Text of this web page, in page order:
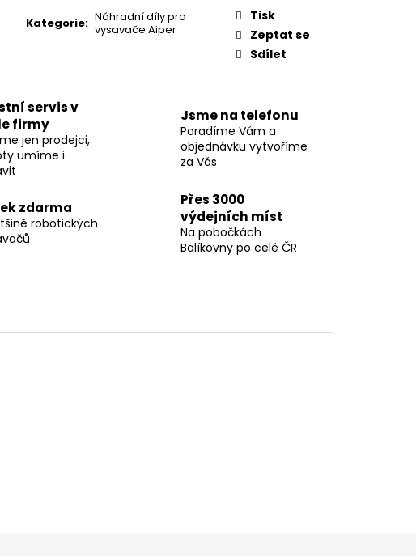
Kategorie: Náhradní díly pro
vysavače Aiper
Tisk
Zeptat se
Sdílet
servis v
firmy
jen prodejci,
umíme i
Jsme na telefonu
Poradíme Vám a
objednávku vytvoříme
za Vás
zdarma
robotických
Přes 3000
výdejních míst
Na pobočkách
Balíkovny po celé ČR